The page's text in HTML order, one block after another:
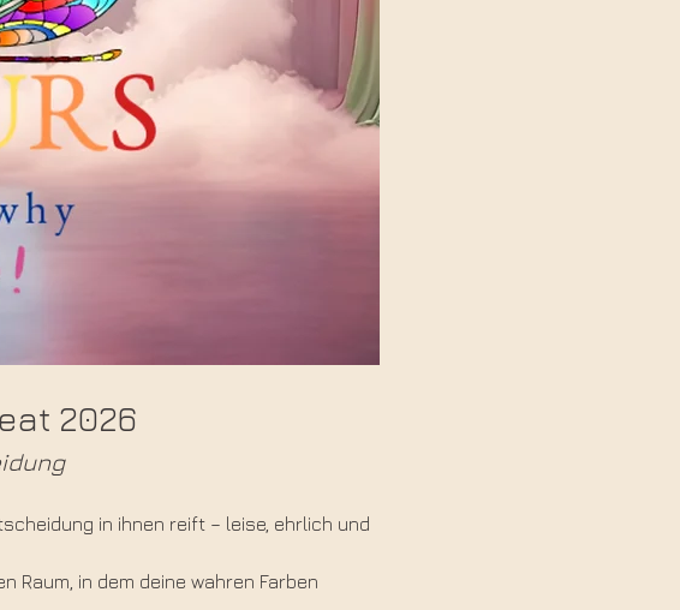
2026
in ihnen reift – leise, ehrlich und
Raum, in dem deine wahren Farben